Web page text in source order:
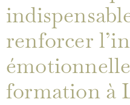
renforcer
formation à